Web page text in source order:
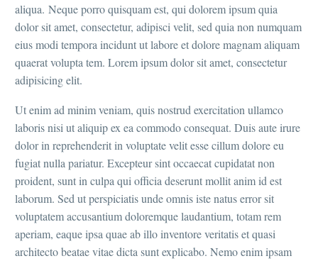
aliqua. Neque porro quisquam est, qui dolorem ipsum quia
dolor sit amet, consectetur, adipisci velit, sed quia non numquam
eius modi tempora incidunt ut labore et dolore magnam aliquam
quaerat volupta tem. Lorem ipsum dolor sit amet, consectetur
adipisicing elit.
Ut enim ad minim veniam, quis nostrud exercitation ullamco
laboris nisi ut aliquip ex ea commodo consequat. Duis aute irure
dolor in reprehenderit in voluptate velit esse cillum dolore eu
fugiat nulla pariatur. Excepteur sint occaecat cupidatat non
proident, sunt in culpa qui officia deserunt mollit anim id est
laborum. Sed ut perspiciatis unde omnis iste natus error sit
voluptatem accusantium doloremque laudantium, totam rem
aperiam, eaque ipsa quae ab illo inventore veritatis et quasi
architecto beatae vitae dicta sunt explicabo. Nemo enim ipsam